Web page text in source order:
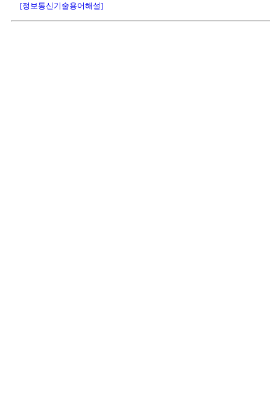
[정보통신기술용어해설]